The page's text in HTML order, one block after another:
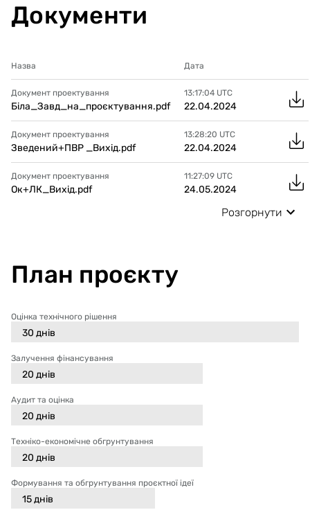
Документи
Назва Дата
Документ проектування
Біла_Завд_на_проєктування.pdf
13:17:04 UTC
22.04.2024
Документ проектування
Зведений+ПВР _Вихід.pdf
13:28:20 UTC
22.04.2024
Документ проектування
Ок+ЛК_Вихід.pdf
11:27:09 UTC
24.05.2024
Розгорнути
План проєкту
Оцінка технічного рішення
30 днів
Залучення фінансування
20 днів
Аудит та оцінка
20 днів
Техніко-економічне обгрунтування
20 днів
Формування та обгрунтування проєктної ідеї
15днів